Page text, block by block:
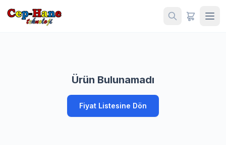
Ürün Bulunamadı
Fiyat Listesine Dön